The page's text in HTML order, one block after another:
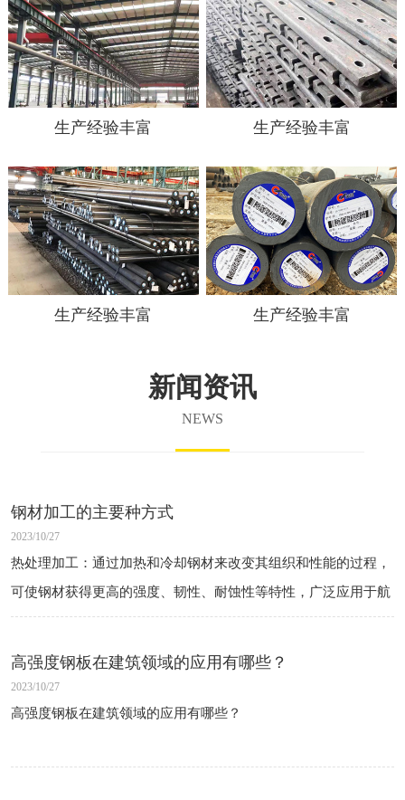
生产经验丰富 生产经验丰富
生产经验丰富 生产经验丰富
新闻资讯
NEWS
钢材加工的主要种方式
2023/10/27
热处理加工：通过加热和冷却钢材来改变其组织和性能的过程，
可使钢材获得更高的强度、韧性、耐蚀性等特性，广泛应用于航
空航天、汽车、造船、机械制造等领域。
艺，提高钢材的强度、硬度和均匀性，常用于制造 高 强度 结构
件、弹簧、线材等产品。
高强度钢板在建筑领域的应用有哪些？
2023/10/27
高强度钢板在建筑领域的应用有哪些？